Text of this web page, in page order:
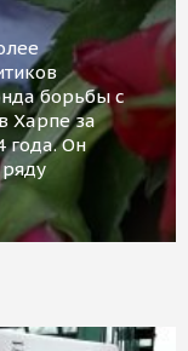
борьбы с
Харпе за
года. Он